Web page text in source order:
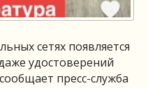
сетях появляется
удостоверений
пресс-служба